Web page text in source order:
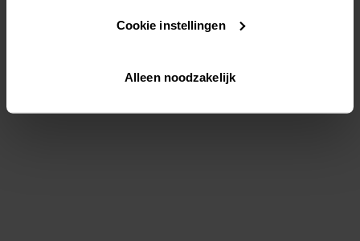
Lees hier meer over in onsprivacybeleid
Via "Cookie instellingen" kun je ook zelf instellen welke
Cookie instellingen
Alleen noodzakelijk